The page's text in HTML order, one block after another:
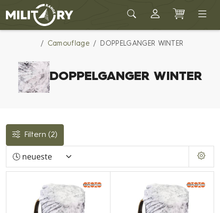
Army shop MILITARY RANGE
Camouflage DOPPELGANGER WINTER
DOPPELGANGER WINTER
Filtern (2)